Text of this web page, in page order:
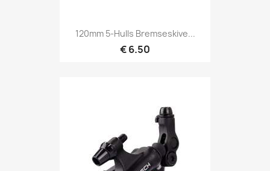
120mm 5-Hulls Bremseskive...
€ 6.50